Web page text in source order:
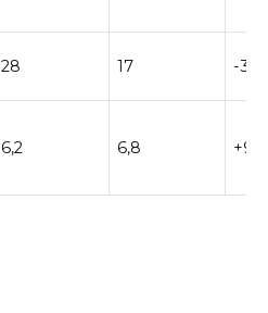
28 17 -
6,2 6,8